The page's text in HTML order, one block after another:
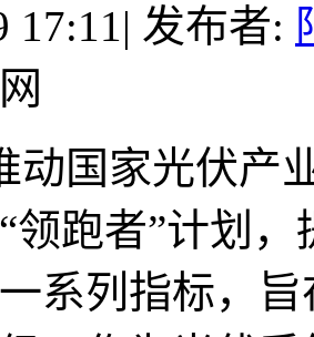
17:11| 发布者:
动国家光伏产
领跑者”计划
系列指标，